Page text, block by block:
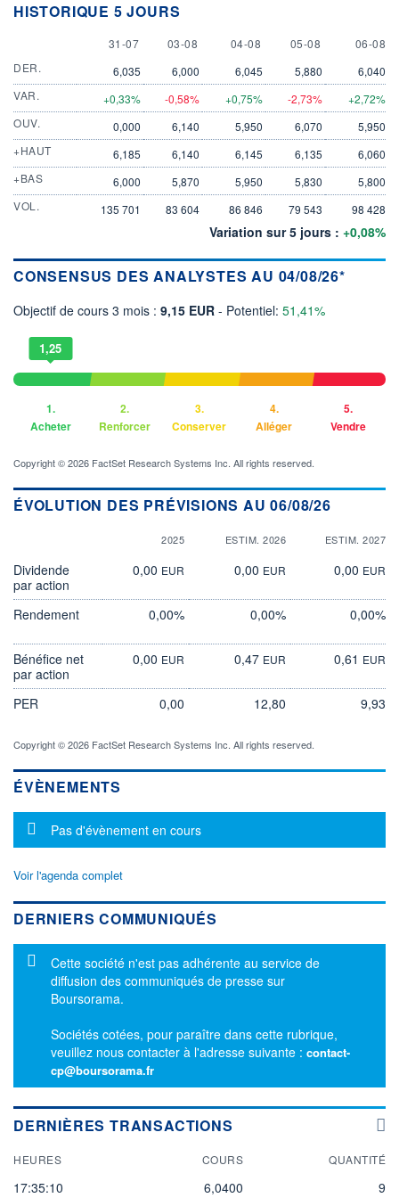
HISTORIQUE 5 JOURS
31 JULY
31-07 3 AUGUST
03-08 4 AUGUST
04-08 5 AUGUST
05-08 6
06-08
DER.
6,035 6,000 6,045 5,880
6,040
VAR.
+0,33% -0,58% +0,75% -2,73%
+2,72%
OUV.
0,000 6,140 5,950 6,070
5,950
+HAUT
6,185 6,140 6,145 6,135
6,060
+BAS
6,000 5,870 5,950 5,830
5,800
VOL.
135 701 83 604 86 846 79 543 98 428
Variation sur 5 jours : +0,08%
CONSENSUS DES ANALYSTES AU 04/08/26*
Objectif de cours 3 mois : 9,15 EUR - Potentiel: 51,41%
1,25
1.
Acheter
2.
Renforcer
3.
Conserver
4.
Alléger
5.
Vendre
Copyright © 2026 FactSet Research Systems Inc. All rights reserved.
ÉVOLUTION DES PRÉVISIONS AU 06/08/26
2025 ESTIM. 2026 ESTIM. 2027
Dividende
par action
0,00 EUR 0,00 EUR 0,00 EUR
Rendement 0,00% 0,00% 0,00%
Bénéfice net
par action
0,00 EUR 0,47 EUR 0,61 EUR
PER 0,00 12,80 9,93
Copyright © 2026 FactSet Research Systems Inc. All rights reserved.
ÉVÈNEMENTS
Message d'information
Pas d'évènement en cours
Voir l'agenda complet
DERNIERS COMMUNIQUÉS
Message d'information
Cette société n'est pas adhérente au service de
diffusion des communiqués de presse sur
Boursorama.
Sociétés cotées, pour paraître dans cette rubrique,
veuillez nous contacter à l'adresse suivante : contact-
cp@boursorama.fr
DERNIÈRES TRANSACTIONS
HEURES COURS QUANTITÉ
17:35:10 6,0400 9